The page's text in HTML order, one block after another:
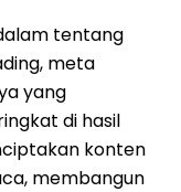
tentang
meta
yang
di hasil
konten
membangun